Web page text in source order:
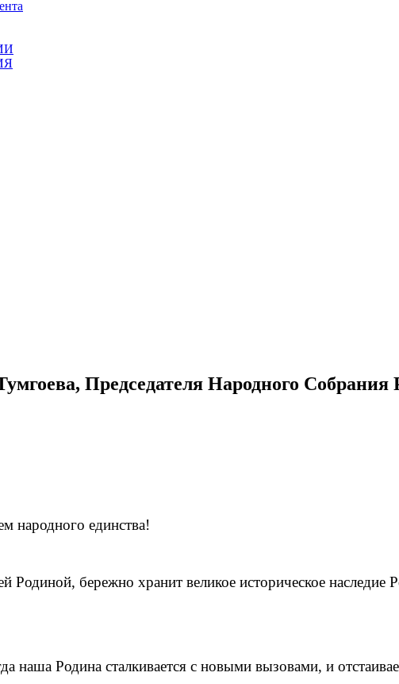
Председателя Народного
народного единства!
Родиной, бережно хранит великое историческое наследие
наша Родина сталкивается с новыми вызовами, и